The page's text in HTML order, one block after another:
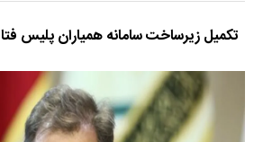
تکمیل زیرساخت سامانه همیاران پلیس فتا